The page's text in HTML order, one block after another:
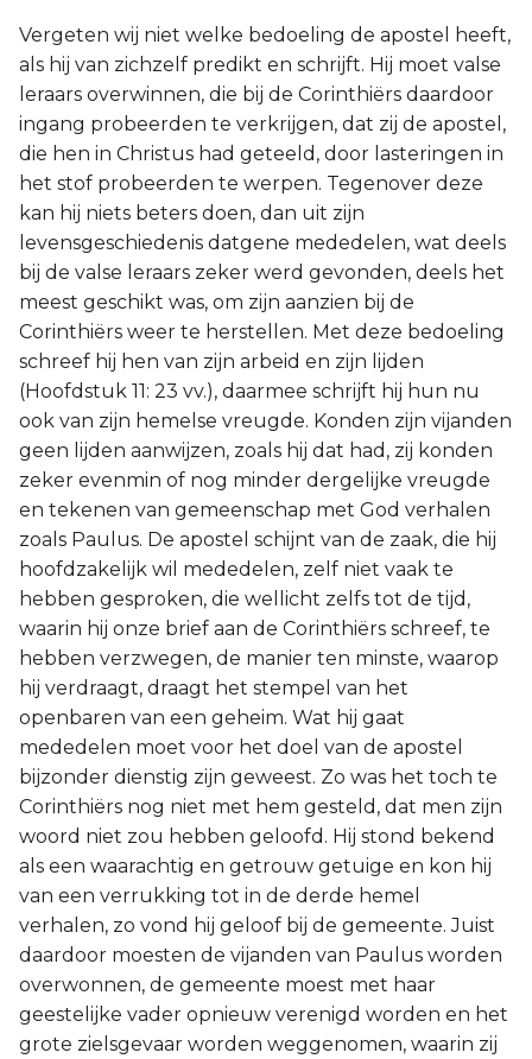
Vergeten wij niet welke bedoeling de apostel heeft,
als hij van zichzelf predikt en schrijft. Hij moet valse
leraars overwinnen, die bij de Corinthiërs daardoor
ingang probeerden te verkrijgen, dat zij de apostel,
die hen in Christus had geteeld, door lasteringen in
het stof probeerden te werpen. Tegenover deze
kan hij niets beters doen, dan uit zijn
levensgeschiedenis datgene mededelen, wat deels
bij de valse leraars zeker werd gevonden, deels het
meest geschikt was, om zijn aanzien bij de
Corinthiërs weer te herstellen. Met deze bedoeling
schreef hij hen van zijn arbeid en zijn lijden
(Hoofdstuk 11: 23 vv.), daarmee schrijft hij hun nu
ook van zijn hemelse vreugde. Konden zijn vijanden
geen lijden aanwijzen, zoals hij dat had, zij konden
zeker evenmin of nog minder dergelijke vreugde
en tekenen van gemeenschap met God verhalen
zoals Paulus. De apostel schijnt van de zaak, die hij
hoofdzakelijk wil mededelen, zelf niet vaak te
hebben gesproken, die wellicht zelfs tot de tijd,
waarin hij onze brief aan de Corinthiërs schreef, te
hebben verzwegen, de manier ten minste, waarop
hij verdraagt, draagt het stempel van het
openbaren van een geheim. Wat hij gaat
mededelen moet voor het doel van de apostel
bijzonder dienstig zijn geweest. Zo was het toch te
Corinthiërs nog niet met hem gesteld, dat men zijn
woord niet zou hebben geloofd. Hij stond bekend
als een waarachtig en getrouw getuige en kon hij
van een verrukking tot in de derde hemel
verhalen, zo vond hij geloof bij de gemeente. Juist
daardoor moesten de vijanden van Paulus worden
overwonnen, de gemeente moest met haar
geestelijke vader opnieuw verenigd worden en het
grote zielsgevaar worden weggenomen, waarin zij